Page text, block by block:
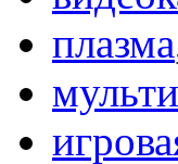
плазма